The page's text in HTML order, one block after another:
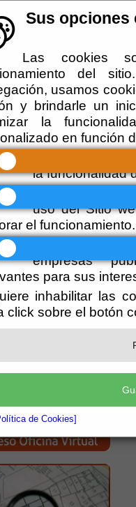
Sus opciones
Las cookies
del
usamos
y brindarle un
la
en función
la funcionalidad
uso del Sitio
el funcionamiento.
empresas
para sus
inhabilitar las
click sobre el botón
de Cookies]
e
de Monteagud
cuando